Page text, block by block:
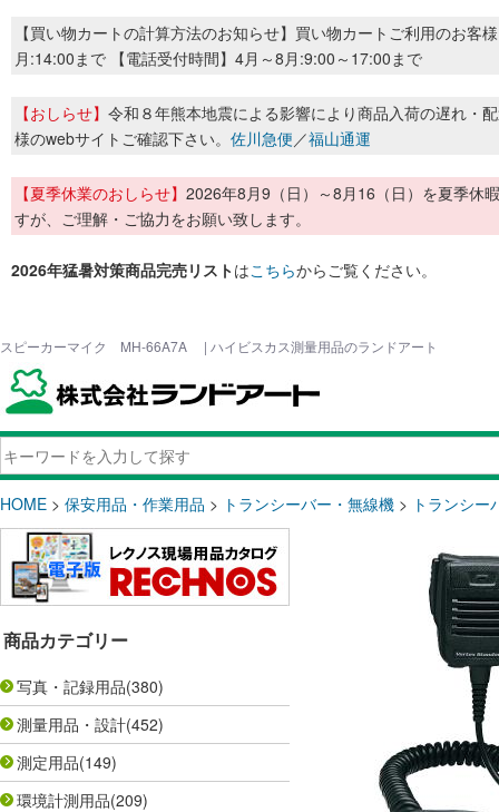
【買い物カートの計算方法のお知らせ】買い物カートご利用のお客
月:14:00まで 【電話受付時間】4月～8月:9:00～17:00まで
【おしらせ】 令和８年熊本地震による影響により商品入荷の遅れ・
様のwebサイトご確認下さい。 佐川急便／福山通運
【夏季休業のおしらせ】 2026年8月9（日）～8月16（日）を夏季休
すが、ご理解・ご協力をお願い致します。
2026年猛暑対策商品完売リストはこちらからご覧ください。
スピーカーマイク MH-66A7A | ハイビスカス測量用品のランドアート
HOME > 保安用品・作業用品 > トランシーバー・無線機 > トランシー
商品カテゴリー
写真・記録用品(380)
測量用品・設計(452)
測定用品(149)
環境計測用品(209)